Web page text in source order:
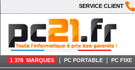
SERVICE CLIENT
1 378 MARQUES PC PORTABLE PC FIXE